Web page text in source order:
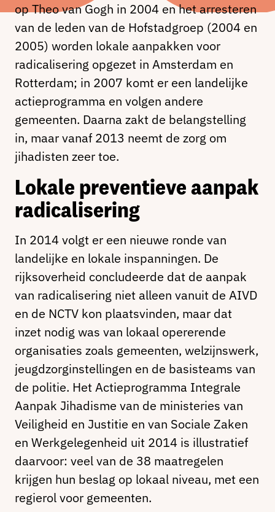
op Theo van Gogh in 2004 en het arresteren
van de leden van de Hofstadgroep (2004 en
2005) worden lokale aanpakken voor
radicalisering opgezet in Amsterdam en
Rotterdam; in 2007 komt er een landelijke
actieprogramma en volgen andere
gemeenten. Daarna zakt de belangstelling
in, maar vanaf 2013 neemt de zorg om
jihadisten zeer toe.
Lokale preventieve aanpak
radicalisering
In 2014 volgt er een nieuwe ronde van
landelijke en lokale inspanningen. De
rijksoverheid concludeerde dat de aanpak
van radicalisering niet alleen vanuit de AIVD
en de NCTV kon plaatsvinden, maar dat
inzet nodig was van lokaal opererende
organisaties zoals gemeenten, welzijnswerk,
jeugdzorginstellingen en de basisteams van
de politie. Het Actieprogramma Integrale
Aanpak Jihadisme van de ministeries van
Veiligheid en Justitie en van Sociale Zaken
en Werkgelegenheid uit 2014 is illustratief
daarvoor: veel van de 38 maatregelen
krijgen hun beslag op lokaal niveau, met een
regierol voor gemeenten.